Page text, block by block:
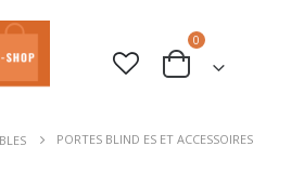
Cart
0
PORTES BLIND ES ET ACCESSOIRES